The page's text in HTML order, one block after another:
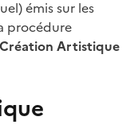
émis sur les
procédure
Artistique